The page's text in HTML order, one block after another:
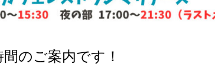
のご案内です！